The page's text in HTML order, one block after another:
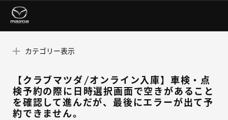
カテゴリー表示
【クラブマツダ/オンライン入庫】車検・点
検予約の際に日時選択画面で空きがあること
を確認して進んだが、最後にエラーが出て予
約できません。